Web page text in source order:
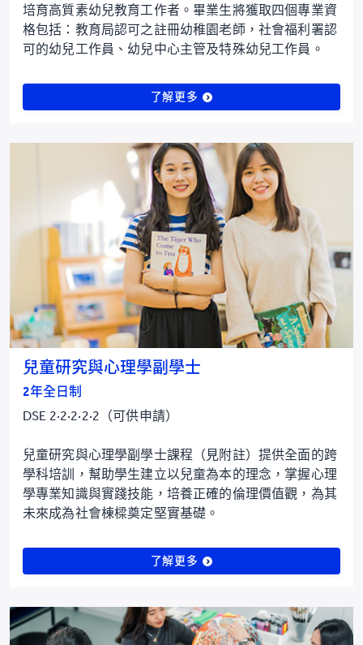
培育高質素幼兒教育工作者。畢業生將獲取四個專業資
格包括：教育局認可之註冊幼稚園老師，社會福利署認
可的幼兒工作員、幼兒中心主管及特殊幼兒工作員。
了解更多
兒童研究與心理學副學士
2年全日制
DSE 2·2·2·2·2（可供申請）
兒童研究與心理學副學士課程（見附註）提供全面的跨
學科培訓，幫助學生建立以兒童為本的理念，掌握心理
學專業知識與實踐技能，培養正確的倫理價值觀，為其
未來成為社會棟樑奠定堅實基礎。
了解更多